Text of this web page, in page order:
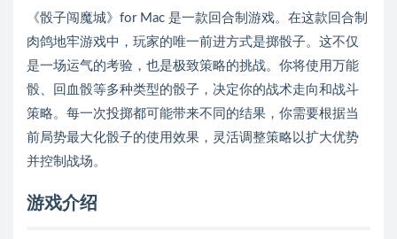
《骰子闯魔城》for Mac 是一款回合制游戏。在这款回合制
肉鸽地牢游戏中，玩家的唯一前进方式是掷骰子。这不仅
是一场运气的考验，也是极致策略的挑战。你将使用万能
骰、回血骰等多种类型的骰子，决定你的战术走向和战斗
策略。每一次投掷都可能带来不同的结果，你需要根据当
前局势最大化骰子的使用效果，灵活调整策略以扩大优势
并控制战场。
游戏介绍